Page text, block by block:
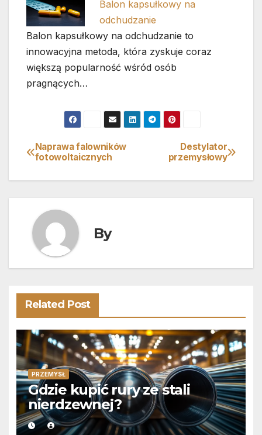
Balon kapsułkowy na
odchudzanie
Balon kapsułkowy na odchudzanie to
innowacyjna metoda, która zyskuje coraz
większą popularność wśród osób
pragnących…
Nawigacja
wpisu
Destylator
przemysłowy
Naprawa falowników
fotowoltaicznych
By
Related Post
PRZEMYSŁ
Gdzie kupić rury ze stali
nierdzewnej?